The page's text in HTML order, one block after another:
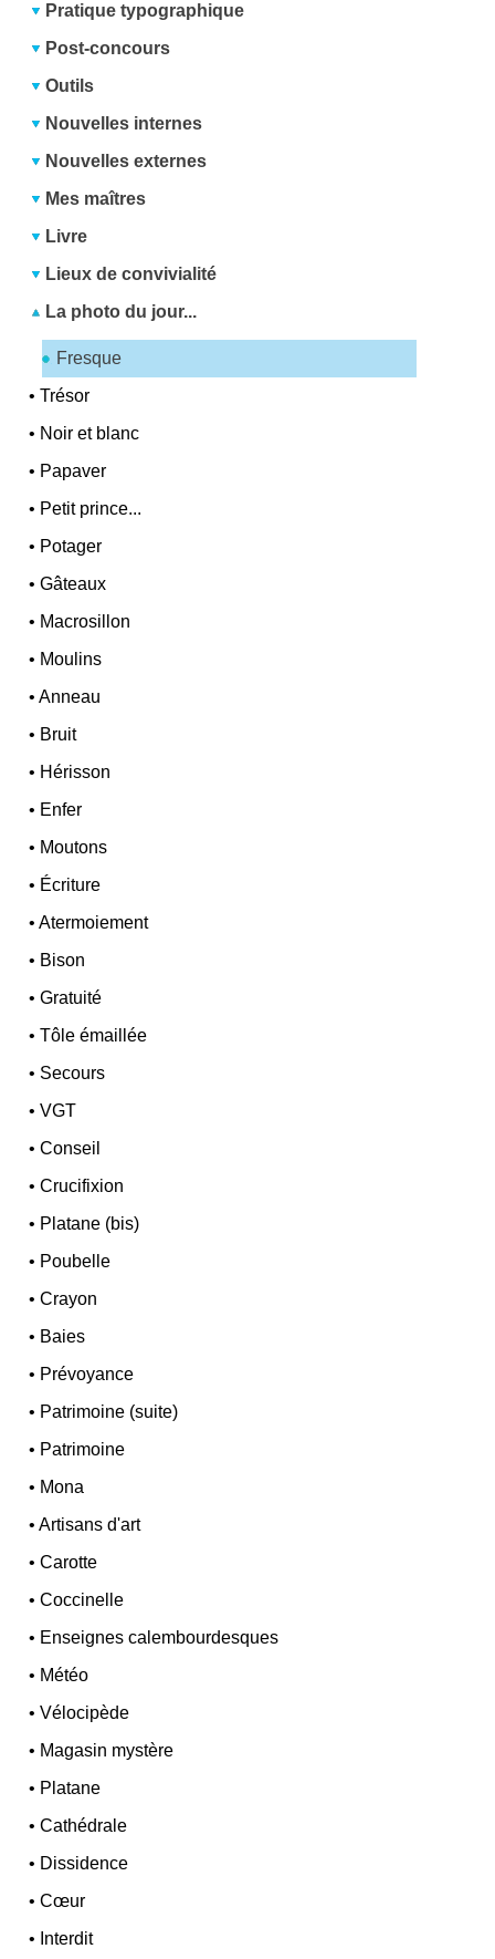
Pratique typographique
Post-concours
Outils
Nouvelles internes
Nouvelles externes
Mes maîtres
Livre
Lieux de convivialité
La photo du jour...
Fresque
•Trésor
• Noir et blanc
• Papaver
• Petit prince...
• Potager
•Gâteaux
• Macrosillon
• Moulins
•Anneau
• Bruit
• Hérisson
• Enfer
• Moutons
• Écriture
•Atermoiement
• Bison
•Gratuité
•Tôle émaillée
• Secours
•VGT
•Conseil
•Crucifixion
• Platane (bis)
• Poubelle
•Crayon
• Baies
• Prévoyance
• Patrimoine (suite)
• Patrimoine
• Mona
•Artisans d'art
•Carotte
•Coccinelle
• Enseignes calembourdesques
• Météo
•Vélocipède
• Magasin mystère
• Platane
•Cathédrale
• Dissidence
•Cœur
• Interdit